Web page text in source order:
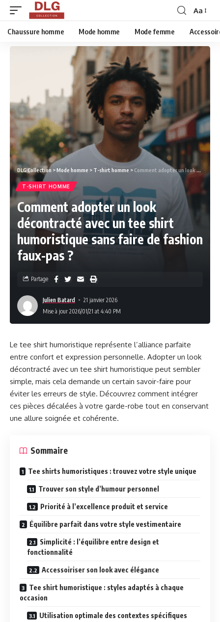
Aa
Chaussure homme Mode homme Mode femme
DLG Collection >Mode homme > T-shirt homme > Comment adopter un look décontracté avec un tee shirt humoristique sans faire de fashion faux-pas ?
T-SHIRT HOMME
Comment adopter un look
décontracté avec un tee shirt
humoristique sans faire de fashion
faux-pas ?
Julien Batard
21 janvier 2026
Mise à jour 2026/01/21 at 4:40 PM
Partage
Le tee shirt humoristique représente l’alliance parfaite
entre confort et expression personnelle. Adopter un look
décontracté avec un tee shirt humoristique peut sembler
simple, mais cela demande un certain savoir-faire pour
éviter les erreurs de style. Découvrez comment intégrer
ces pièces décalées à votre garde-robe tout en conservant
une allure soignée et cohérente.
Sommaire
Tee shirts humoristiques : trouvez votre style unique
Trouver son style d’humour personnel
Priorité à l’excellence produit et service
Équilibre parfait dans votre style vestimentaire
Simplicité : l’équilibre entre design et
fonctionnalité
Accessoiriser son look avec élégance
Tee shirt humoristique : styles adaptés à chaque
occasion
Utilisation optimale des contextes spécifiques